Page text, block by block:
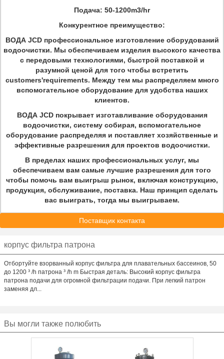
Подача: 50-1200m3/hr
Конкурентное преимущество:
ВОДА JCD профессиональное изготовление оборудований
водоочистки. Мы обеспечиваем изделия высокого качества
с передовыми технологиями, быстрой поставкой и
разумной ценой для того чтобы встретить
customers'requirements. Между тем мы распределяем много
вспомогательное оборудование для удобства наших
клиентов.
ВОДА JCD покрывает изготавливание оборудования
водоочистки, систему собирая, вспомогательное
оборудование распределяя и поставляет хозяйственные и
эффективные разрешения для проектов водоочистки.
В пределах наших профессиональных услуг, мы
обеспечиваем вам самые лучшие разрешения для того
чтобы помочь вам выигрыш рынок, включая конструкцию,
продукция, обслуживание, поставка. Наш принцип сделать
вас выиграть, тогда мы выигрываем.
Поставщик контакта
корпус фильтра патрона
Отбортуйте взорванный корпус фильтра для плавательных бассеинов, 50
до 1200 ³ /h патрона ³ /h m Быстрая деталь: Высокий корпус фильтра
патрона подачи для огромной фильтрации подачи. При легкий патрон
заменяя дл...
Вы могли также полюбить